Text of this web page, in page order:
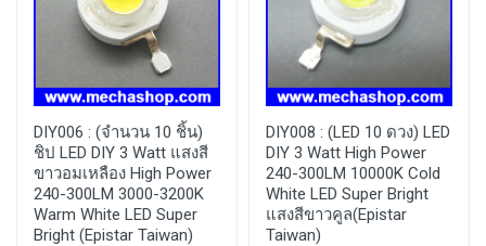
DIY006 : (จำนวน 10 ชิ้น)
ชิป LED DIY 3 Watt แสงสี
ขาวอมเหลือง High Power
240-300LM 3000-3200K
Warm White LED Super
Bright (Epistar Taiwan)
DIY008 : (LED 10 ดวง) LED
DIY 3 Watt High Power
240-300LM 10000K Cold
White LED Super Bright
แสงสีขาวคูล(Epistar
Taiwan)